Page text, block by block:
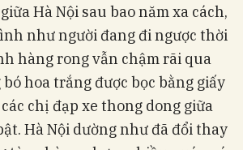
Hà Nội sau bao năm xa cách,
như người đang đi ngược thời
hàng rong vẫn chậm rãi qua
hoa trắng được bọc bằng giấy
các chị đạp xe thong dong giữa
Hà Nội dường như đã đổi thay